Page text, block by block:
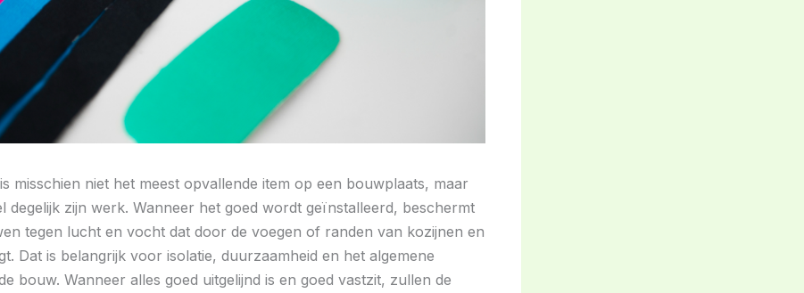
misschien niet het meest opvallende item op een bouwplaats, maar
degelijk zijn werk. Wanneer het goed wordt geïnstalleerd, beschermt
tegen lucht en vocht dat door de voegen of randen van kozijnen en
Dat is belangrijk voor isolatie, duurzaamheid en het algemene
bouw. Wanneer alles goed uitgelijnd is en goed vastzit, zullen de